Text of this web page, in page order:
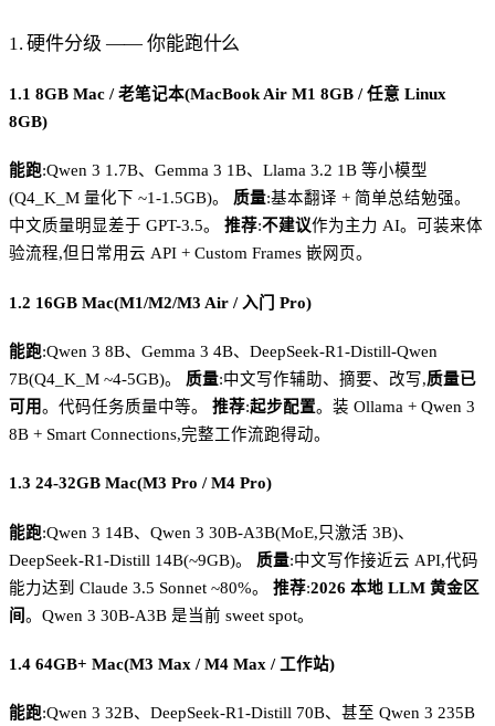
1. 硬件分级 —— 你能跑什么
1.1 8GB Mac / 老笔记本(MacBook Air M1 8GB / 任意 Linux
8GB)
能跑:Qwen 3 1.7B、Gemma 3 1B、Llama 3.2 1B 等小模型
(Q4_K_M 量化下 ~1-1.5GB)。 质量:基本翻译 + 简单总结勉强。
中文质量明显差于 GPT-3.5。 推荐:不建议作为主力 AI。可装来体
验流程,但日常用云 API + Custom Frames 嵌网页。
1.2 16GB Mac(M1/M2/M3 Air / 入门 Pro)
能跑:Qwen 3 8B、Gemma 3 4B、DeepSeek-R1-Distill-Qwen
7B(Q4_K_M ~4-5GB)。 质量:中文写作辅助、摘要、改写,质量已
可用。代码任务质量中等。 推荐:起步配置。装 Ollama + Qwen 3
8B + Smart Connections,完整工作流跑得动。
1.3 24-32GB Mac(M3 Pro / M4 Pro)
能跑:Qwen 3 14B、Qwen 3 30B-A3B(MoE,只激活 3B)、
DeepSeek-R1-Distill 14B(~9GB)。 质量:中文写作接近云 API,代码
能力达到 Claude 3.5 Sonnet ~80%。 推荐:2026 本地 LLM 黄金区
间。Qwen 3 30B-A3B 是当前 sweet spot。
1.4 64GB+ Mac(M3 Max / M4 Max / 工作站)
能跑:Qwen 3 32B、DeepSeek-R1-Distill 70B、甚至 Qwen 3 235B